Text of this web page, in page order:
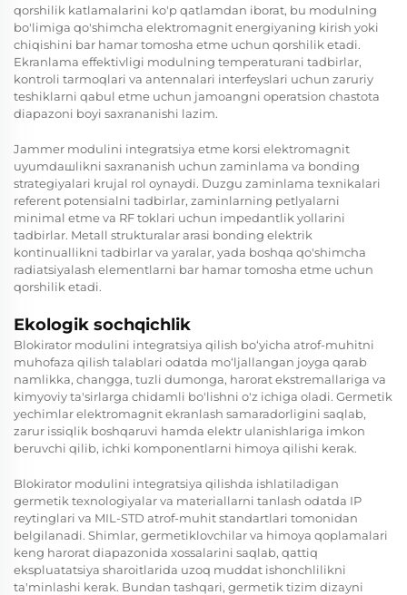
qorshilik katlamalarini ko'p qatlamdan iborat, bu modulning
bo'limiga qo'shimcha elektromagnit energiyaning kirish yoki
chiqishini bar hamar tomosha etme uchun qorshilik etadi.
Ekranlama effektivligi modulning temperaturani tadbirlar,
kontroli tarmoqlari va antennalari interfeyslari uchun zaruriy
teshiklarni qabul etme uchun jamoangni operatsion chastota
diapazoni boyi saxrananishi lazim.
Jammer modulini integratsiya etme korsi elektromagnit
uyumdaшlikni saxrananish uchun zaminlama va bonding
strategiyalari krujal rol oynaydi. Duzgu zaminlama texnikalari
referent potensialni tadbirlar, zaminlarning petlyalarni
minimal etme va RF toklari uchun impedantlik yollarini
tadbirlar. Metall strukturalar arasi bonding elektrik
kontinuallikni tadbirlar va yaralar, yada boshqa qo'shimcha
radiatsiyalash elementlarni bar hamar tomosha etme uchun
qorshilik etadi.
Ekologik sochqichlik
Blokirator modulini integratsiya qilish bo‘yicha atrof-muhitni
muhofaza qilish talablari odatda mo‘ljallangan joyga qarab
namlikka, changga, tuzli dumonga, harorat ekstremallariga va
kimyoviy ta'sirlarga chidamli bo'lishni o'z ichiga oladi. Germetik
yechimlar elektromagnit ekranlash samaradorligini saqlab,
zarur issiqlik boshqaruvi hamda elektr ulanishlariga imkon
beruvchi qilib, ichki komponentlarni himoya qilishi kerak.
Blokirator modulini integratsiya qilishda ishlatiladigan
germetik texnologiyalar va materiallarni tanlash odatda IP
reytinglari va MIL-STD atrof-muhit standartlari tomonidan
belgilanadi. Shimlar, germetiklovchilar va himoya qoplamalari
keng harorat diapazonida xossalarini saqlab, qattiq
ekspluatatsiya sharoitlarida uzoq muddat ishonchlilikni
ta'minlashi kerak. Bundan tashqari, germetik tizim dizayni